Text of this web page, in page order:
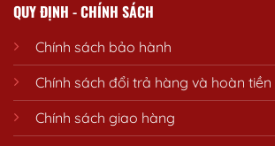
QUY ĐỊNH - CHÍNH SÁCH
Chính sách bảo hành
Chính sách đổi trả hàng và hoàn tiền
Chính sách giao hàng